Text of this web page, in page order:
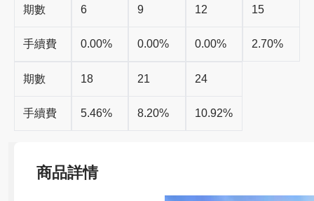
期數
手續費
6
0.00%
9
0.00%
12
0.00%
15
2.70%
期數
手續費
18
5.46%
21
8.20%
24
10.92%
商品詳情